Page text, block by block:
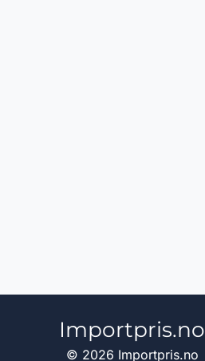
Importpris.no
© 2026 Importpris.no